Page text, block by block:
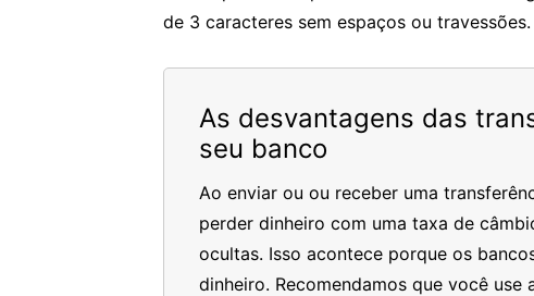
de 3 caracteres sem espaços ou travessões.
As desvantagens das
seu banco
Ao enviar ou ou receber uma
perder dinheiro com uma taxa de
ocultas. Isso acontece porque os
dinheiro. Recomendamos que você use